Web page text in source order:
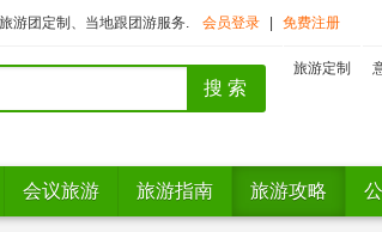
游团定制、当地跟团游服务. 会员登录 免费注册
旅游定制
会议旅游 旅游指南 旅游攻略